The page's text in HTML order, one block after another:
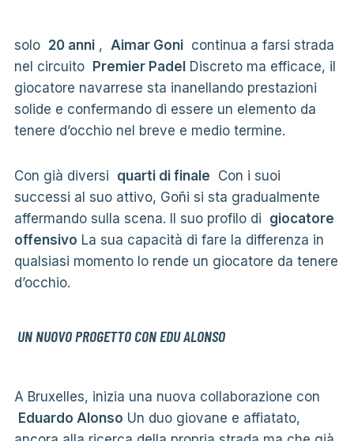
solo 20 anni, Aimar Gonicontinua a farsi strada
nel circuito Premier PadelDiscreto ma efficace, il
giocatore navarrese sta inanellando prestazioni
solide e confermando di essere un elemento da
tenere d’occhio nel breve e medio termine.
Con già diversi quarti di finale Con i suoi
successi al suo attivo, Goñi si sta gradualmente
affermando sulla scena. Il suo profilo di giocatore
offensivo La sua capacità di fare la differenza in
qualsiasi momento lo rende un giocatore da tenere
d’occhio.
UN NUOVO PROGETTO CON EDU ALONSO
A Bruxelles, inizia una nuova collaborazione con
Eduardo Alonso Un duo giovane e affiatato,